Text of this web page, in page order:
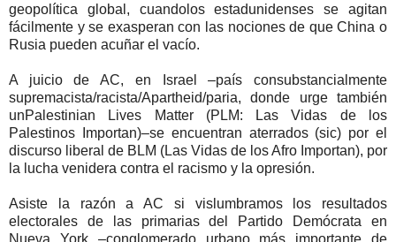
geopolítica global, cuandolos estadunidenses se agitan
fácilmente y se exasperan con las nociones de que China o
Rusia pueden acuñar el vacío.
A juicio de AC, en Israel –país consubstancialmente
supremacista/racista/Apartheid/paria, donde urge también
unPalestinian Lives Matter (PLM: Las Vidas de los
Palestinos Importan)–se encuentran aterrados (sic) por el
discurso liberal de BLM (Las Vidas de los Afro Importan), por
la lucha venidera contra el racismo y la opresión.
Asiste la razón a AC si vislumbramos los resultados
electorales de las primarias del Partido Demócrata en
Nueva York –conglomerado urbano más importante de